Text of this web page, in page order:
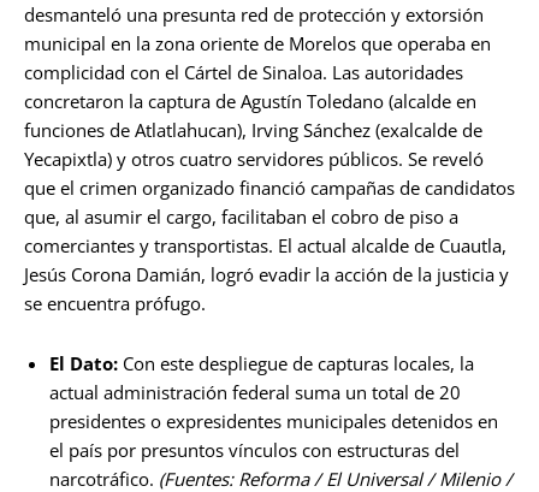
desmanteló una presunta red de protección y extorsión
municipal en la zona oriente de Morelos que operaba en
complicidad con el Cártel de Sinaloa. Las autoridades
concretaron la captura de Agustín Toledano (alcalde en
funciones de Atlatlahucan), Irving Sánchez (exalcalde de
Yecapixtla) y otros cuatro servidores públicos. Se reveló
que el crimen organizado financió campañas de candidatos
que, al asumir el cargo, facilitaban el cobro de piso a
comerciantes y transportistas. El actual alcalde de Cuautla,
Jesús Corona Damián, logró evadir la acción de la justicia y
se encuentra prófugo.
El Dato: Con este despliegue de capturas locales, la
actual administración federal suma un total de 20
presidentes o expresidentes municipales detenidos en
el país por presuntos vínculos con estructuras del
narcotráfico. (Fuentes: Reforma / El Universal / Milenio /